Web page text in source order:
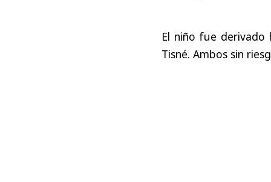
El niño fue derivado
Tisné. Ambos sin